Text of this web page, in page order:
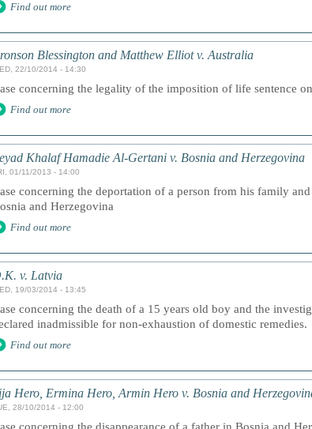
Find out more
Blessington and Matthew Elliot v. Australia
22/10/2014 - 14:30
concerning the legality of the imposition of life sentence
Find out more
Khalaf Hamadie Al-Gertani v. Bosnia and Herzegovina
01/11/2013 - 14:00
concerning the deportation of a person from his family
and Herzegovina
Find out more
v. Latvia
19/03/2014 - 13:45
concerning the death of a 15 years old boy and the
inadmissible for non-exhaustion of domestic remedies.
Find out more
Hero, Ermina Hero, Armin Hero v. Bosnia and
28/10/2014 - 12:00